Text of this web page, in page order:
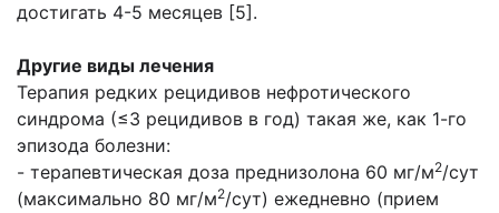
достигать 4-5 месяцев [5].
Другие виды лечения
Терапия редких рецидивов нефротического
синдрома (≤3 рецидивов в год) такая же, как 1-го
эпизода болезни:
- терапевтическая доза преднизолона 60 мг/м2/сут
(максимально 80 мг/м2/сут) ежедневно (прием